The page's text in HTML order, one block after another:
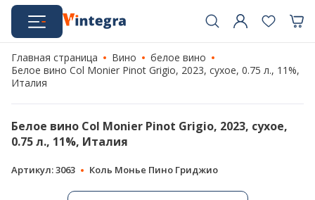
Главная страница Вино
белое вино
Белое вино Col Monier Pinot Grigio, 2023, сухое, 0.75 л., 11%,
Италия
Белое вино Col Monier Pinot Grigio, 2023, сухое,
0.75 л., 11%, Италия
Артикул: 3063 Коль Монье Пино Гриджио